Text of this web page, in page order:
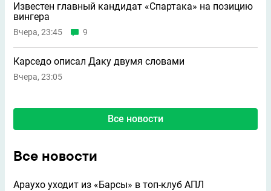
Известен главный кандидат «Спартака» на позицию
вингера
Вчера, 23:45 9
Карседо описал Даку двумя словами
Вчера, 23:05
Все новости
Все новости
Араухо уходит из «Барсы» в топ-клуб АПЛ